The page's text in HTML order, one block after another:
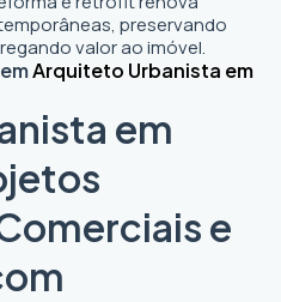
preservando
valor ao imóvel.
Arquiteto Urbanista em
em
e